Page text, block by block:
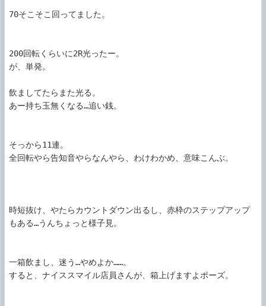
70そこそこ回ってました。
200回転くらいに2R光ったー。
が、単発。
飲ましてたらまた光る。
あー持ち玉無くなる…追い銭。
そっから11連。
全回転やら告知音やらなんやら、わけわかめ、意味こんぶ。
時短抜け、やたらカウントダウン出るし、赤枠のステップアップ
もある…うんちょっと様子見。
一箱飲まし、迷う…やめよか……。
すると、ナイススマイル店員さんが、箱上げますよポーズ。